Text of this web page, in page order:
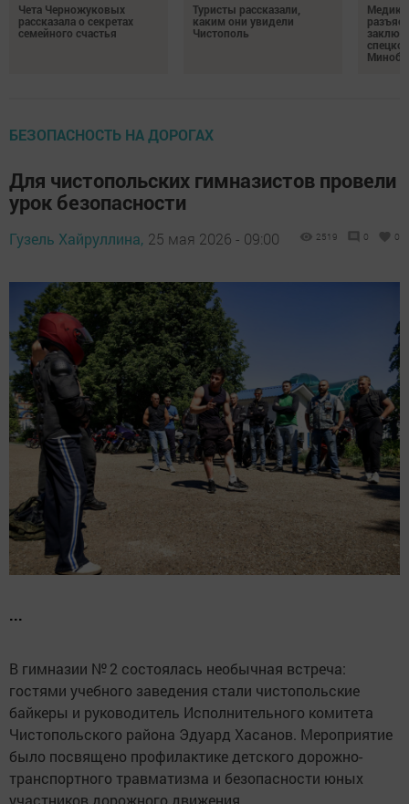
Чета Черножуковых
рассказала о секретах
семейного счастья
Туристы рассказали,
каким они увидели
Чистополь
БЕЗОПАСНОСТЬ НА ДОРОГАХ
Для чистопольских гимназистов провели
урок безопасности
Гузель Хайруллина, 25 мая 2026 - 09:00 2519 0 0
...
В гимназии № 2 состоялась необычная встреча:
гостями учебного заведения стали чистопольские
байкеры и руководитель Исполнительного комитета
Чистопольского района Эдуард Хасанов. Мероприятие
было посвящено профилактике детского дорожно-
транспортного травматизма и безопасности юных
участников дорожного движения.